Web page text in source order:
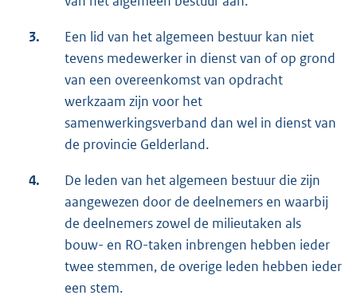
3.
Een lid van het algemeen bestuur kan niet
tevens medewerker in dienst van of op grond
van een overeenkomst van opdracht
werkzaam zijn voor het
samenwerkingsverband dan wel in dienst van
de provincie Gelderland.
4.
De leden van het algemeen bestuur die zijn
aangewezen door de deelnemers en waarbij
de deelnemers zowel de milieutaken als
bouw- en RO-taken inbrengen hebben ieder
twee stemmen, de overige leden hebben ieder
een stem.